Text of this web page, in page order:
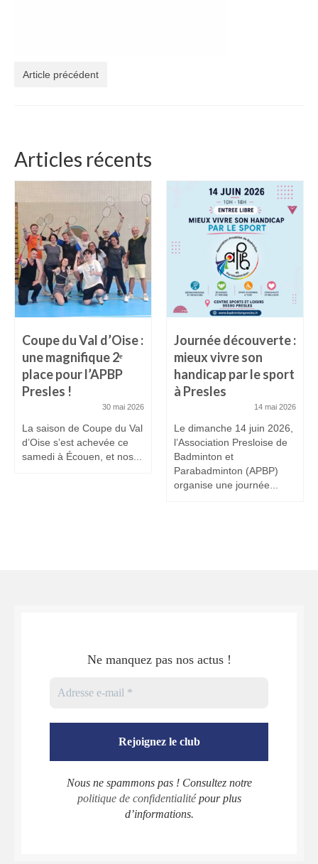
Article précédent
Articles récents
Coupe du Val d’Oise :
une magnifique 2ᵉ
place pour l’APBP
Presles !
30 mai 2026
La saison de Coupe du Val
d’Oise s’est achevée ce
samedi à Écouen, et nos...
Journée découverte :
mieux vivre son
handicap par le sport
à Presles
14 mai 2026
Le dimanche 14 juin 2026,
l’Association Presloise de
Badminton et
Parabadminton (APBP)
organise une journée...
Ne manquez pas nos actus !
Nous ne spammons pas ! Consultez notre
politique de confidentialitépour plus
d’informations.